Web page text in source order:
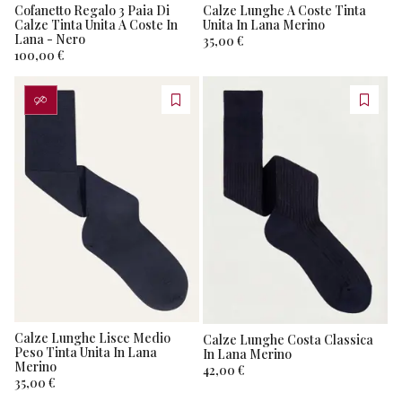
Cofanetto Regalo 3 Paia Di
Calze Tinta Unita A Coste In
Lana - Nero
100,00 €
Calze Lunghe A Coste Tinta
Unita In Lana Merino
35,00 €
PERSONALIZZA
Calze Lunghe Lisce Medio
Peso Tinta Unita In Lana
Merino
35,00 €
Calze Lunghe Costa Classica
In Lana Merino
42,00 €